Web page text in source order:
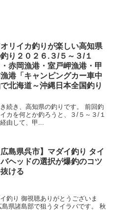
リイカ釣りが楽しい高知県
り２０２６.３/５～３/１
・赤岡漁港・室戸岬漁港・甲
港「キャンピングカー車中
北海道～沖縄日本全国釣り
続き、高知県の釣りです。 前回釣
カを何とか釣ろうと、３/５～３/１
由して、甲...
広島県呉市】マダイ釣り タイ
ヘッドの選択が爆釣のコツ
ける
釣り 御視聴ありがとうございま
県諸島部で狙うタイラバです。 秋